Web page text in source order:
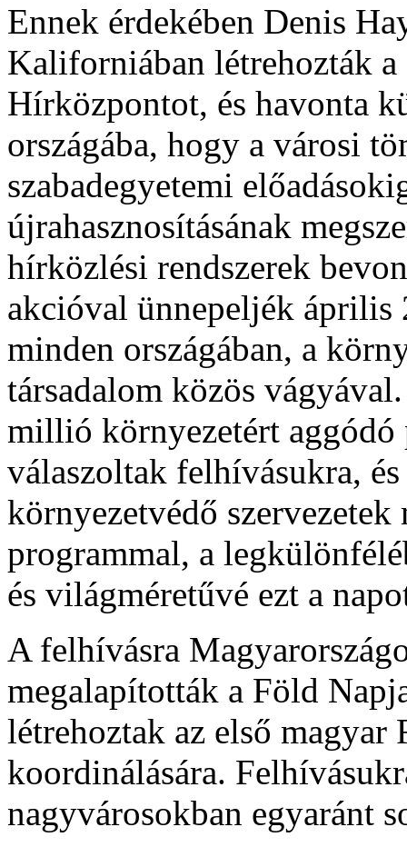
Ennek érdekében Denis
Kaliforniában létrehozták
Hírközpontot, és havonta
országába, hogy a városi
szabadegyetemi
újrahasznosításának
hírközlési rendszerek
akcióval ünnepeljék április
minden országában, a
társadalom közös
millió környezetért aggódó
válaszoltak felhívásukra,
környezetvédő
programmal, a
és világméretűvé ezt a
A felhívásra
megalapították a Föld
létrehoztak az első magyar
koordinálására.
nagyvárosokban egyaránt